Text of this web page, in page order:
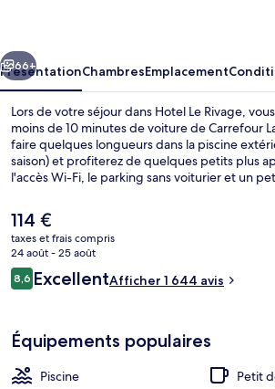
Suivant
66+
PrésentationChambresEmplacement
Lors de votre séjour dans Hotel Le Rivage,
moins de 10 minutes de voiture de Carrefour
faire quelques longueurs dans la piscine
saison) et profiterez de quelques petits plus
l'accès Wi-Fi, le parking sans voiturier et un
les avantages offerts par cet hébergement :
jardin. Les autres voyageurs sont séduits par le
attentionné et le petit déjeuner.
Le
prix
actuel
est
de
114 €
taxes et frais compris
24 août - 25 août
Avis
voyageurs
8,68,6 sur 10
ExcellentAfficher 1 644 avis
Équipements populaires
Piscine
Petit